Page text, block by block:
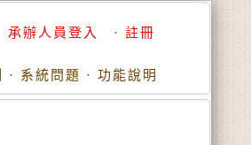
承辦人員登入 · 註冊
· 系統問題 · 功能說明